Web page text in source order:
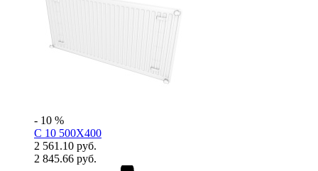
- 10 %
C 10 500X400
2 561.10 руб.
2 845.66 руб.